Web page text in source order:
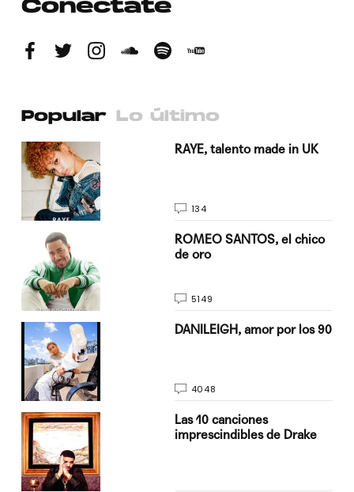
Conéctate
Popular Lo último
RAYE, talento made in UK
134
ROMEO SANTOS, el chico
de oro
5149
DANILEIGH, amor por los 90
4048
Las 10 canciones
imprescindibles de Drake